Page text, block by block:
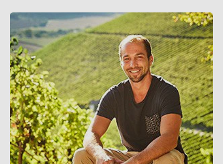
an vorzüglichen schwäbischen Weinen.
Weiterlesen→